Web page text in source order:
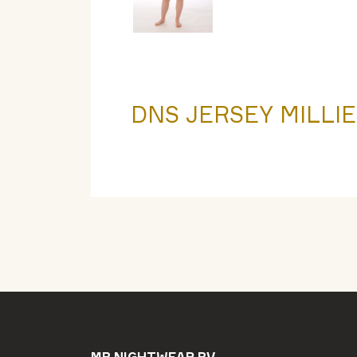
DNS JERSEY